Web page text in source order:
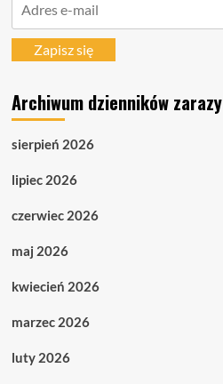
mailZapisz się
Archiwum dzienników zarazy
sierpień 2026
lipiec 2026
czerwiec 2026
maj 2026
kwiecień 2026
marzec 2026
luty 2026